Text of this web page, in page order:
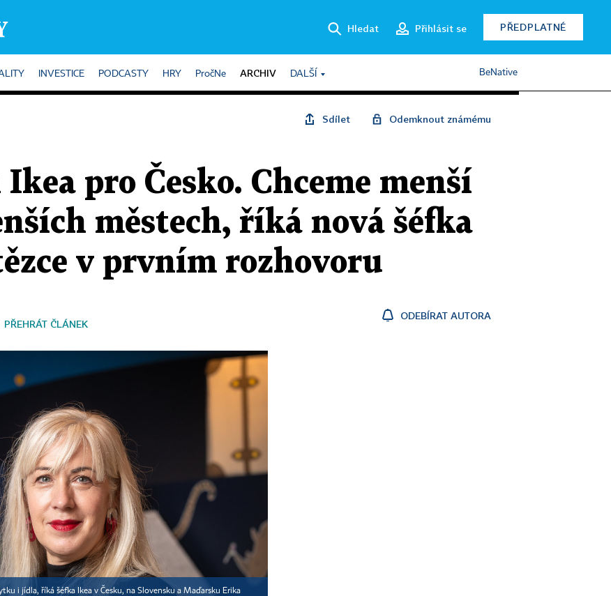
Hledat Přihlásit se PŘEDPLATNÉ
INVESTICE PODCASTY HRY PročNe ARCHIV DALŠÍ BeNative
Sdílet Odemknout známému
pro Česko. Chceme menší
městech, říká nová šéfka
v prvním rozhovoru
PŘEHRÁT ČLÁNEK
ODEBÍRAT AUTORA
i jídla, říká šéfka Ikea v Česku, na Slovensku a Maďarsku Erika